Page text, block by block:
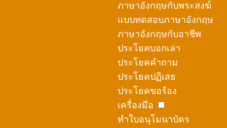
ภาษาอังกฤษกับพระสงฆ์
แบบทดสอบภาษาอังกฤษ
ภาษาอังกฤษกับอาชีพ
ประโยคบอกเล่า
ประโยคคำถาม
ประโยคปฏิเสธ
ประโยคขอร้อง
เครื่องมือ
ทำใบอนุโมนาบัตร